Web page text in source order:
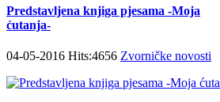
Predstavljena knjiga pjesama -Moja
ćutanja-
04-05-2016 Hits:4656 Zvorničke novosti